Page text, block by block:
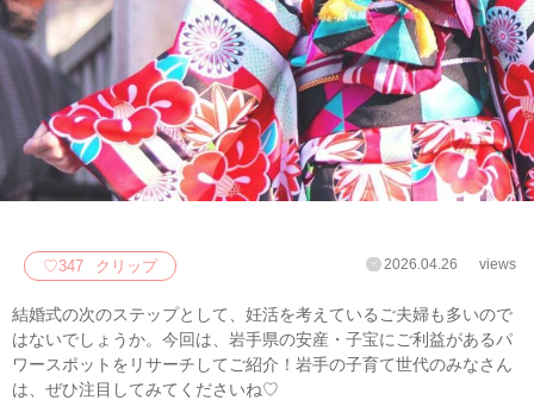
♡347 クリップ 2026.04.26 views
結婚式の次のステップとして、妊活を考えているご夫婦も多いので
はないでしょうか。今回は、岩手県の安産・子宝にご利益があるパ
ワースポットをリサーチしてご紹介！岩手の子育て世代のみなさん
は、ぜひ注目してみてくださいね♡